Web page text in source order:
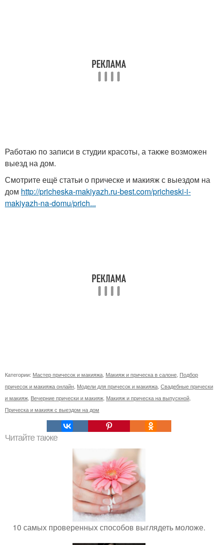
Работаю по записи в студии красоты, а также возможен
выезд на дом.
Смотрите ещё статьи о прическе и макияж с выездом на
дом http://pricheska-makiyazh.ru-best.com/pricheski-i-
makiyazh-na-domu/prich...
Категории: Мастер причесок и макияжа Макияж и прическа в салоне Подбор
причесок и макияжа онлайн Модели для причесок и макияжа Свадебные прически
и макияж Вечерние прически и макияж Макияж и прическа на выпускной
Прическа и макияж с выездом на дом
Читайте также
10 самых проверенных способов выглядеть моложе.